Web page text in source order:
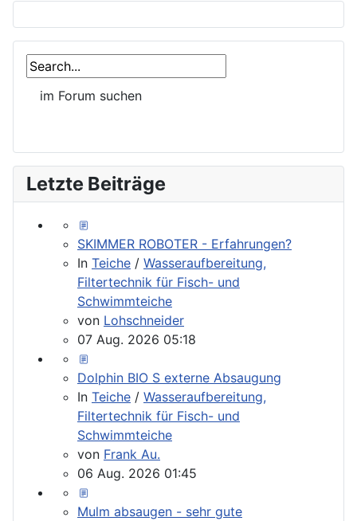
Letzte Beiträge
SKIMMER ROBOTER - Erfahrungen?
In Teiche / Wasseraufbereitung,
Filtertechnik für Fisch- und
Schwimmteiche
von Lohschneider
07 Aug. 2026 05:18
Dolphin BIO S externe Absaugung
In Teiche / Wasseraufbereitung,
Filtertechnik für Fisch- und
Schwimmteiche
von Frank Au.
06 Aug. 2026 01:45
Mulm absaugen - sehr gute